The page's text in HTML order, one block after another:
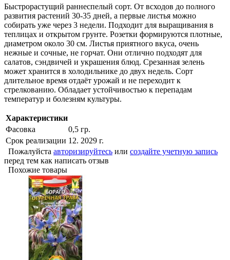
Быстрорастущий раннеспелый сорт. От всходов до полного
развития растений 30-35 дней, а первые листья можно
собирать уже через 3 недели. Подходит для выращивания в
теплицах и открытом грунте. Розетки формируются плотные,
диаметром около 30 см. Листья приятного вкуса, очень
нежные и сочные, не горчат. Они отлично подходят для
салатов, сэндвичей и украшения блюд. Срезанная зелень
может хранится в холодильнике до двух недель. Сорт
длительное время отдаёт урожай и не переходит к
стрелкованию. Обладает устойчивостью к перепадам
температур и болезням культуры.
Характеристики
Фасовка
0,5 гр.
Срок реализации 12. 2029 г.
Пожалуйста авторизируйтесь или создайте учетную запись
перед тем как написать отзыв
Похожие товары